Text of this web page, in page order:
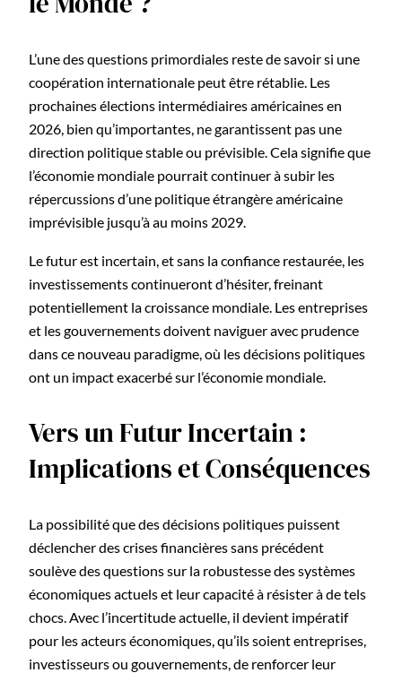
L’une des questions primordiales reste de savoir si une
coopération internationale peut être rétablie. Les
prochaines élections intermédiaires américaines en
2026, bien qu’importantes, ne garantissent pas une
direction politique stable ou prévisible. Cela signifie que
l’économie mondiale pourrait continuer à subir les
répercussions d’une politique étrangère américaine
imprévisible jusqu’à au moins 2029.
Le futur est incertain, et sans la confiance restaurée, les
investissements continueront d’hésiter, freinant
potentiellement la croissance mondiale. Les entreprises
et les gouvernements doivent naviguer avec prudence
dans ce nouveau paradigme, où les décisions politiques
ont un impact exacerbé sur l’économie mondiale.
Vers un Futur Incertain :
Implications et Conséquences
La possibilité que des décisions politiques puissent
déclencher des crises financières sans précédent
soulève des questions sur la robustesse des systèmes
économiques actuels et leur capacité à résister à de tels
chocs. Avec l’incertitude actuelle, il devient impératif
pour les acteurs économiques, qu’ils soient entreprises,
investisseurs ou gouvernements, de renforcer leur